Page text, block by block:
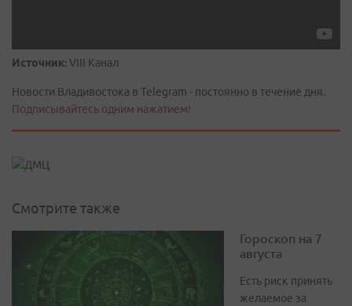
Источник:VIII Канал
Новости Владивостока в Telegram - постоянно в течение дня.
Подписывайтесь одним нажатием!
Смотрите также
Гороскоп на 7
августа
Есть риск принять
желаемое за